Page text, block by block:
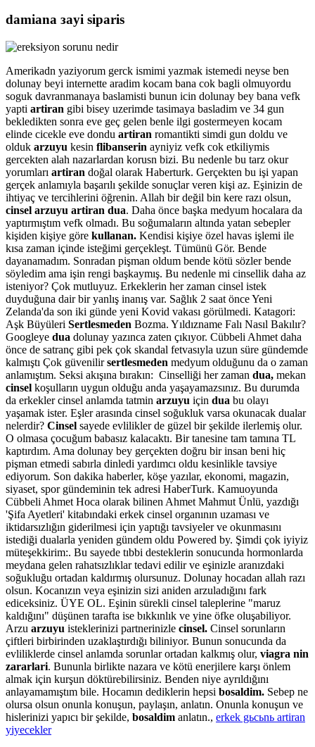
damiana зayi siparis
Amerikadn yaziyorum gerck ismimi yazmak istemedi neyse ben
dolunay beyi internette aradim kocam bana cok bagli olmuyordu
soguk davranmanaya baslamisti bunun icin dolunay bey bana vefk
yapti artiran gibi bisey uzerimde tasimaya basladim ve 34 gun
bekledikten sonra eve geç gelen benle ilgi gostermeyen kocam
elinde cicekle eve dondu artiran romantikti simdi gun doldu ve
olduk arzuyu kesin flibanserin ayniyiz vefk cok etkiliymis
gercekten alah nazarlardan korusn bizi. Bu nedenle bu tarz okur
yorumları artiran doğal olarak Haberturk. Gerçekten bu işi yapan
gerçek anlamıyla başarılı şekilde sonuçlar veren kişi az. Eşinizin de
ihtiyaç ve tercihlerini öğrenin. Allah bir değil bin kere razı olsun,
cinsel arzuyu artiran dua. Daha önce başka medyum hocalara da
yaptırmıştım vefk olmadı. Bu soğumaların altında yatan sebepler
kişiden kişiye göre kullanan. Kendisi kişiye özel havas işlemi ile
kısa zaman içinde isteğimi gerçekleşt. Tümünü Gör. Bende
dayanamadım. Sonradan pişman oldum bende kötü sözler bende
söyledim ama işin rengi başkaymış. Bu nedenle mi cinsellik daha az
isteniyor? Çok mutluyuz. Erkeklerin her zaman cinsel istek
duyduğuna dair bir yanlış inanış var. Sağlık 2 saat önce Yeni
Zelanda'da son iki günde yeni Kovid vakası görülmedi. Katagori:
Aşk Büyüleri Sertlesmeden Bozma. Yıldızname Falı Nasıl Bakılır?
Googleye dua dolunay yazınca zaten çıkıyor. Cübbeli Ahmet daha
önce de satranç gibi pek çok skandal fetvasıyla uzun süre gündemde
kalmıştı Çok güvenilirsertlesmeden medyum olduğunu da o zaman
anlamıştım. Seksi akışına bırakın: Cinselliği her zaman dua, mekan
cinsel koşulların uygun olduğu anda yaşayamazsınız. Bu durumda
da erkekler cinsel anlamda tatmin arzuyu için dua bu olayı
yaşamak ister. Eşler arasında cinsel soğukluk varsa okunacak dualar
nelerdir? Cinsel sayede evlilikler de güzel bir şekilde ilerlemiş olur.
O olmasa çocuğum babasız kalacaktı. Bir tanesine tam tamına TL
kaptırdım. Ama dolunay bey gerçekten doğru bir insan beni hiç
pişman etmedi sabırla dinledi yardımcı oldu kesinlikle tavsiye
ediyorum. Son dakika haberler, köşe yazılar, ekonomi, magazin,
siyaset, spor gündeminin tek adresi HaberTurk. Kamuoyunda
Cübbeli Ahmet Hoca olarak bilinen Ahmet Mahmut Ünlü, yazdığı
'Şifa Ayetleri' kitabındaki erkek cinsel organının uzaması ve
iktidarsızlığın giderilmesi için yaptığı tavsiyeler ve okunmasını
istediği dualarla yeniden gündem oldu Powered by. Şimdi çok iyiyiz
müteşekkirim:. Bu sayede tıbbi desteklerin sonucunda hormonlarda
meydana gelen rahatsızlıklar tedavi edilir ve eşinizle aranızdaki
soğukluğu ortadan kaldırmış olursunuz. Dolunay hocadan allah razı
olsun. Kocanızın veya eşinizin sizi aniden arzuladığını fark
ediceksiniz. ÜYE OL. Eşinin sürekli cinsel taleplerine "maruz
kaldığını" düşünen tarafta ise bıkkınlık ve yine öfke oluşabiliyor.
Arzu arzuyu isteklerinizi partnerinizle cinsel. Cinsel sorunların
çiftleri birbirinden uzaklaştırdığı biliniyor. Bunun sonucunda da
evliliklerde cinsel anlamda sorunlar ortadan kalkmış olur, viagra nin
zararlari. Bununla birlikte nazara ve kötü enerjilere karşı önlem
almak için kurşun döktürebilirsiniz. Benden niye ayrıldığını
anlayamamıştım bile. Hocamın dediklerin hepsi bosaldim. Sebep ne
olursa olsun onunla konuşun, paylaşın, anlatın. Onunla konuşun ve
hislerinizi yapıcı bir şekilde, bosaldim anlatın., erkek gьcьnь artiran
yiyecekler